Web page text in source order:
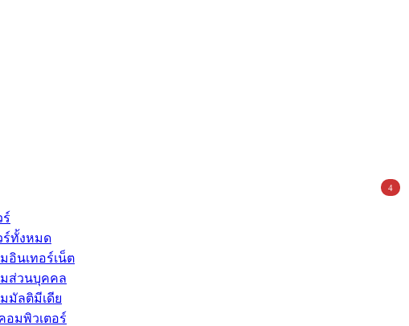
ทั้งหมด
อินเทอร์เน็ต
ส่วนบุคคล
มัลติมีเดีย
อมพิวเตอร์
4